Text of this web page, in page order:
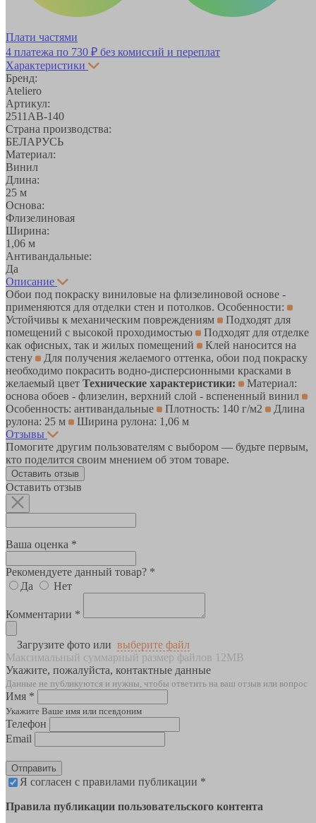
Плати частями
4 платежа по 730 ₽ без комиссий и переплат
Характеристики
Бренд:
Ateliero
Артикул:
2511АВ-140
Страна производства:
БЕЛАРУСЬ
Материал:
Винил
Длина:
25 м
Основа:
Флизелиновая
Ширина:
1,06 м
Антивандальные:
Да
Описание
Обои под покраску виниловые на флизелиновой основе -
применяются для отделки стен и потолков. Особенности:
Устойчивы к механическим повреждениям
Подходят для
помещений с высокой проходимостью
Подходят для отделке
как офисных, так и жилых помещений
Клей наносится на
стену
Для получения желаемого оттенка, обои под покраску
необходимо покрасить водно-дисперсионными красками в
желаемый цвет Технические характеристики:
Материал:
основа обоев - флизелин, верхний слой - вспененный винил
Особенность: антивандальные
Плотность: 140 г/м2
Длина
рулона: 25 м
Ширина рулона: 1,06 м
Отзывы
Помогите другим пользователям с выбором — будьте первым,
кто поделится своим мнением об этом товаре.
Оставить отзыв
Оставить отзыв
Ваша оценка *
Рекомендуете данный товар? *
Да
Нет
Комментарии *
Загрузите фото или выберите файл
Максимальный суммарный размер файлов 12MB
Укажите, пожалуйста, контактные данные
Данные не публикуются и нужны, чтобы ответить на ваш отзыв или вопрос
Имя *
Укажите Ваше имя или псевдоним
Телефон
Email
Отправить
Я согласен с правилами публикации *
Правила публикации пользовательского контента